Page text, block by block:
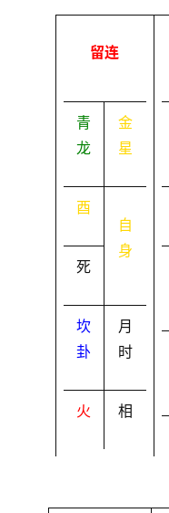
留连
青
龙
金
星
酉
死
自
身
坎
卦
月
时
火 相